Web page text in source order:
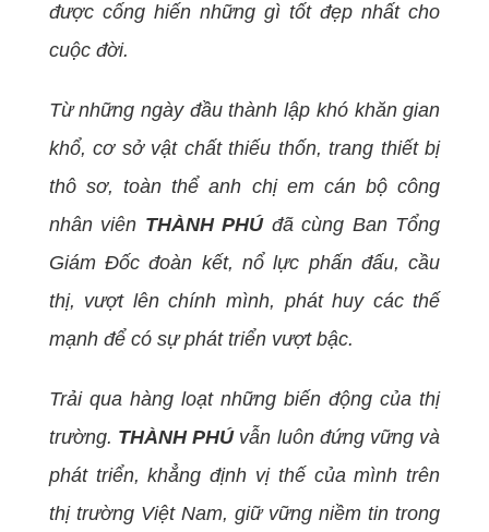
được cống hiến những gì tốt đẹp nhất cho
cuộc đời.
Từ những ngày đầu thành lập khó khăn gian
khổ, cơ sở vật chất thiếu thốn, trang thiết bị
thô sơ, toàn thể anh chị em cán bộ công
nhân viên THÀNH PHÚđã cùng Ban Tổng
Giám Đốc đoàn kết, nổ lực phấn đấu, cầu
thị, vượt lên chính mình, phát huy các thế
mạnh để có sự phát triển vượt bậc.
Trải qua hàng loạt những biến động của thị
trường. THÀNH PHÚ vẫn luôn đứng vững và
phát triển, khẳng định vị thế của mình trên
thị trường Việt Nam, giữ vững niềm tin trong